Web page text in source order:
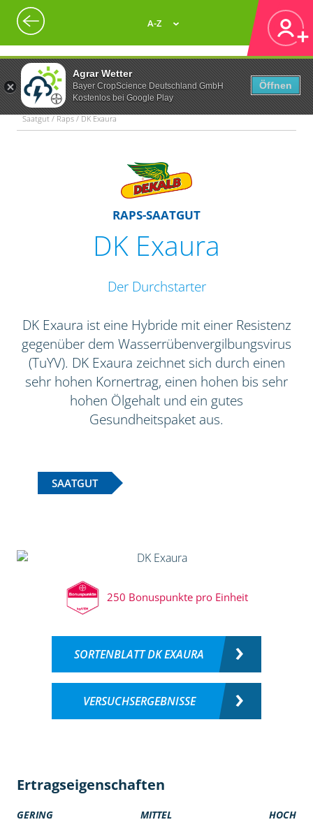
Agrar Wetter
Bayer CropScience Deutschland GmbH
Kostenlos bei Google Play
Öffnen
A-Z
Saatgut / Raps / DK Exaura
RAPS-SAATGUT
DK Exaura
Der Durchstarter
DK Exaura ist eine Hybride mit einer Resistenz
gegenüber dem Wasserrübenvergilbungsvirus
(TuYV). DK Exaura zeichnet sich durch einen
sehr hohen Kornertrag, einen hohen bis sehr
hohen Ölgehalt und ein gutes
Gesundheitspaket aus.
SAATGUT
250 Bonuspunkte pro Einheit
SORTENBLATT DK EXAURA
VERSUCHSERGEBNISSE
Ertragseigenschaften
GERING MITTEL HOCH